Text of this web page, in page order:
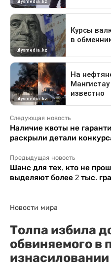
Следующая новость
Наличие квоты не
раскрыли детали
Предыдущая новость
Шанс для тех, кто не
выделяют более 2 тыс.
Новости мира
Толпа избила
обвиняемого в